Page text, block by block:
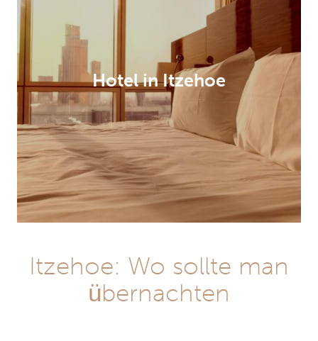
Hotel in Itzehoe
Itzehoe: Wo sollte man
übernachten